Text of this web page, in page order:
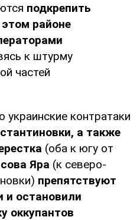
подкрепить
районе
к штурму
частей
контратаки
а также
(оба к югу от
Яра (к северо-
препятствуют
и остановили
оккупантов